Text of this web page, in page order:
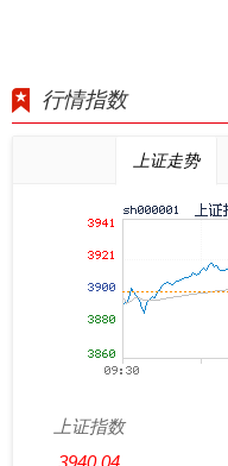
行情指数
上证走势
上证指数